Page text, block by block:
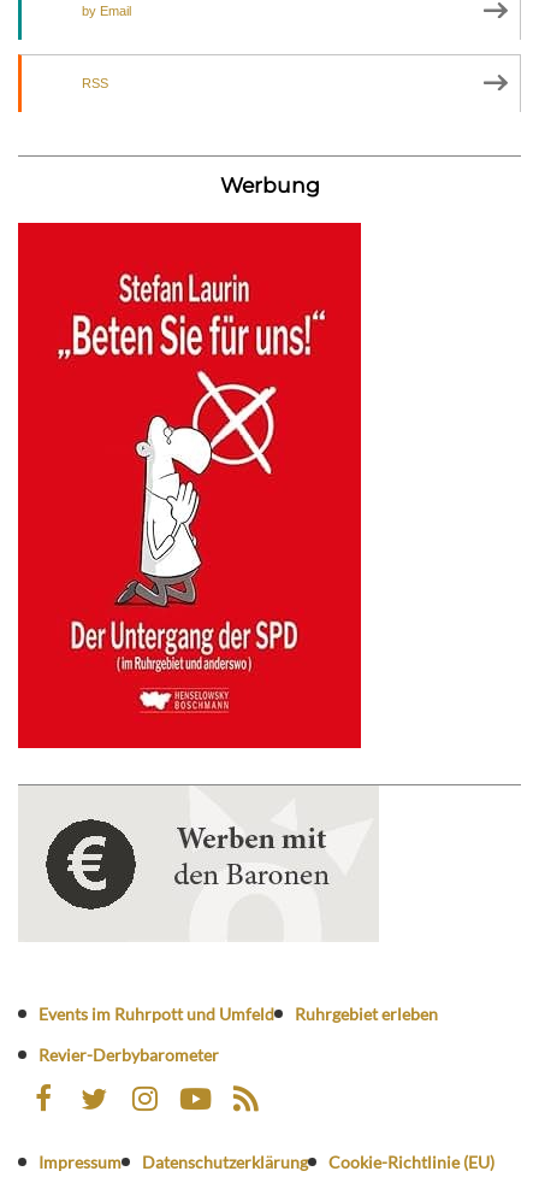
by Email
RSS
Werbung
Events im Ruhrpott und Umfeld
Ruhrgebiet erleben
Revier-Derbybarometer
Impressum Datenschutzerklärung Cookie-Richtlinie (EU)